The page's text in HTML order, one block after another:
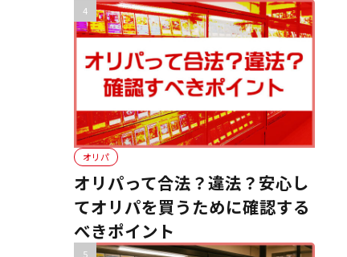
オリパ
オリパって合法？違法？安心し
てオリパを買うために確認する
べきポイント